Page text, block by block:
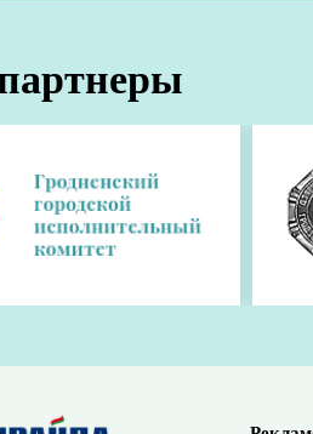
знать. Стоит ли